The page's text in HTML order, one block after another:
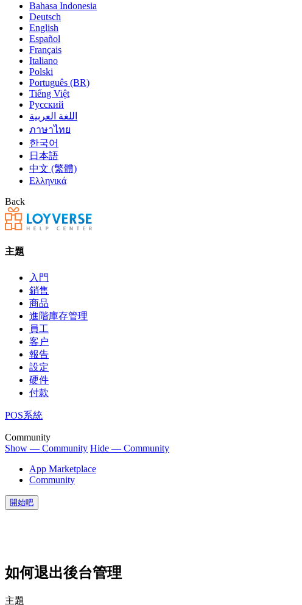
Bahasa Indonesia
Deutsch
English
Español
Français
Italiano
Polski
Português (BR)
Tiếng Việt
Русский
اللغة العربية
ภาษาไทย
한국어
日本語
中文 (繁體)
Ελληνικά
Back
主題
入門
銷售
商品
進階庫存管理
員工
客户
報告
設定
硬件
付款
POS系統
Community
Show — Community Hide — Community
App Marketplace
Community
開始吧
如何退出後台管理
主題